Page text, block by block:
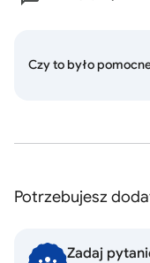
Czy to było
Potrzebujesz
Zadaj